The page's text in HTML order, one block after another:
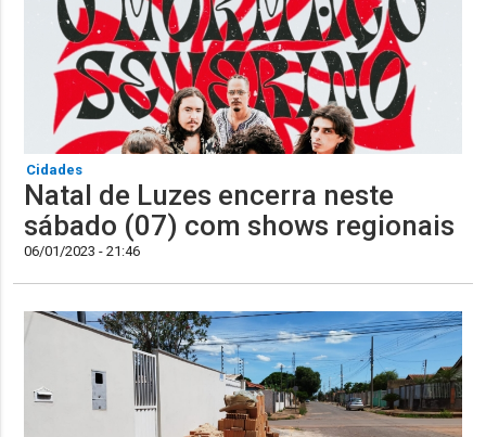
Cidades
Natal de Luzes encerra neste
sábado (07) com shows regionais
06/01/2023 - 21:46